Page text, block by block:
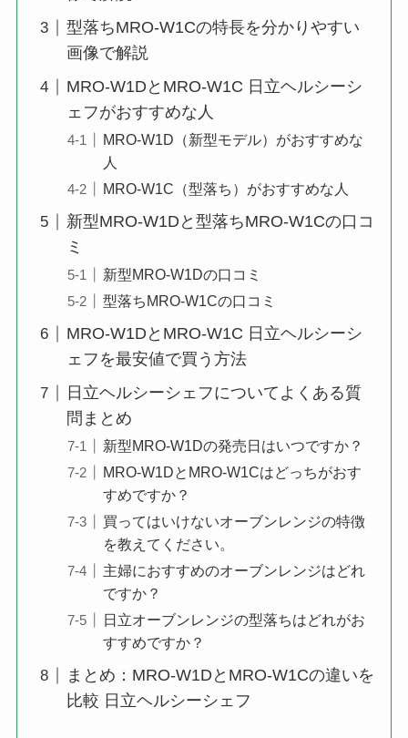
型落ちMRO-W1Cの特長を分かりやすい
画像で解説
MRO-W1DとMRO-W1C 日立ヘルシーシ
ェフがおすすめな人
MRO-W1D（新型モデル）がおすすめな
人
MRO-W1C（型落ち）がおすすめな人
新型MRO-W1Dと型落ちMRO-W1Cの口コ
ミ
新型MRO-W1Dの口コミ
型落ちMRO-W1Cの口コミ
MRO-W1DとMRO-W1C 日立ヘルシーシ
ェフを最安値で買う方法
日立ヘルシーシェフについてよくある質
問まとめ
新型MRO-W1Dの発売日はいつですか？
MRO-W1DとMRO-W1Cはどっちがおす
すめですか？
買ってはいけないオーブンレンジの特徴
を教えてください。
主婦におすすめのオーブンレンジはどれ
ですか？
日立オーブンレンジの型落ちはどれがお
すすめですか？
まとめ：MRO-W1DとMRO-W1Cの違いを
比較 日立ヘルシーシェフ